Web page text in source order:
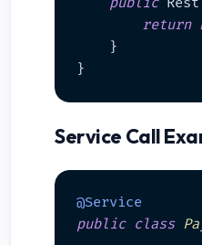
return
    }
Service Call
@Service
public class